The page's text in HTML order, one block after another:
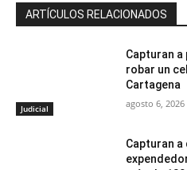
ARTÍCULOS RELACIONADOS
Judicial
Capturan
robar un
Cartagena
agosto 6, 2026
Capturan